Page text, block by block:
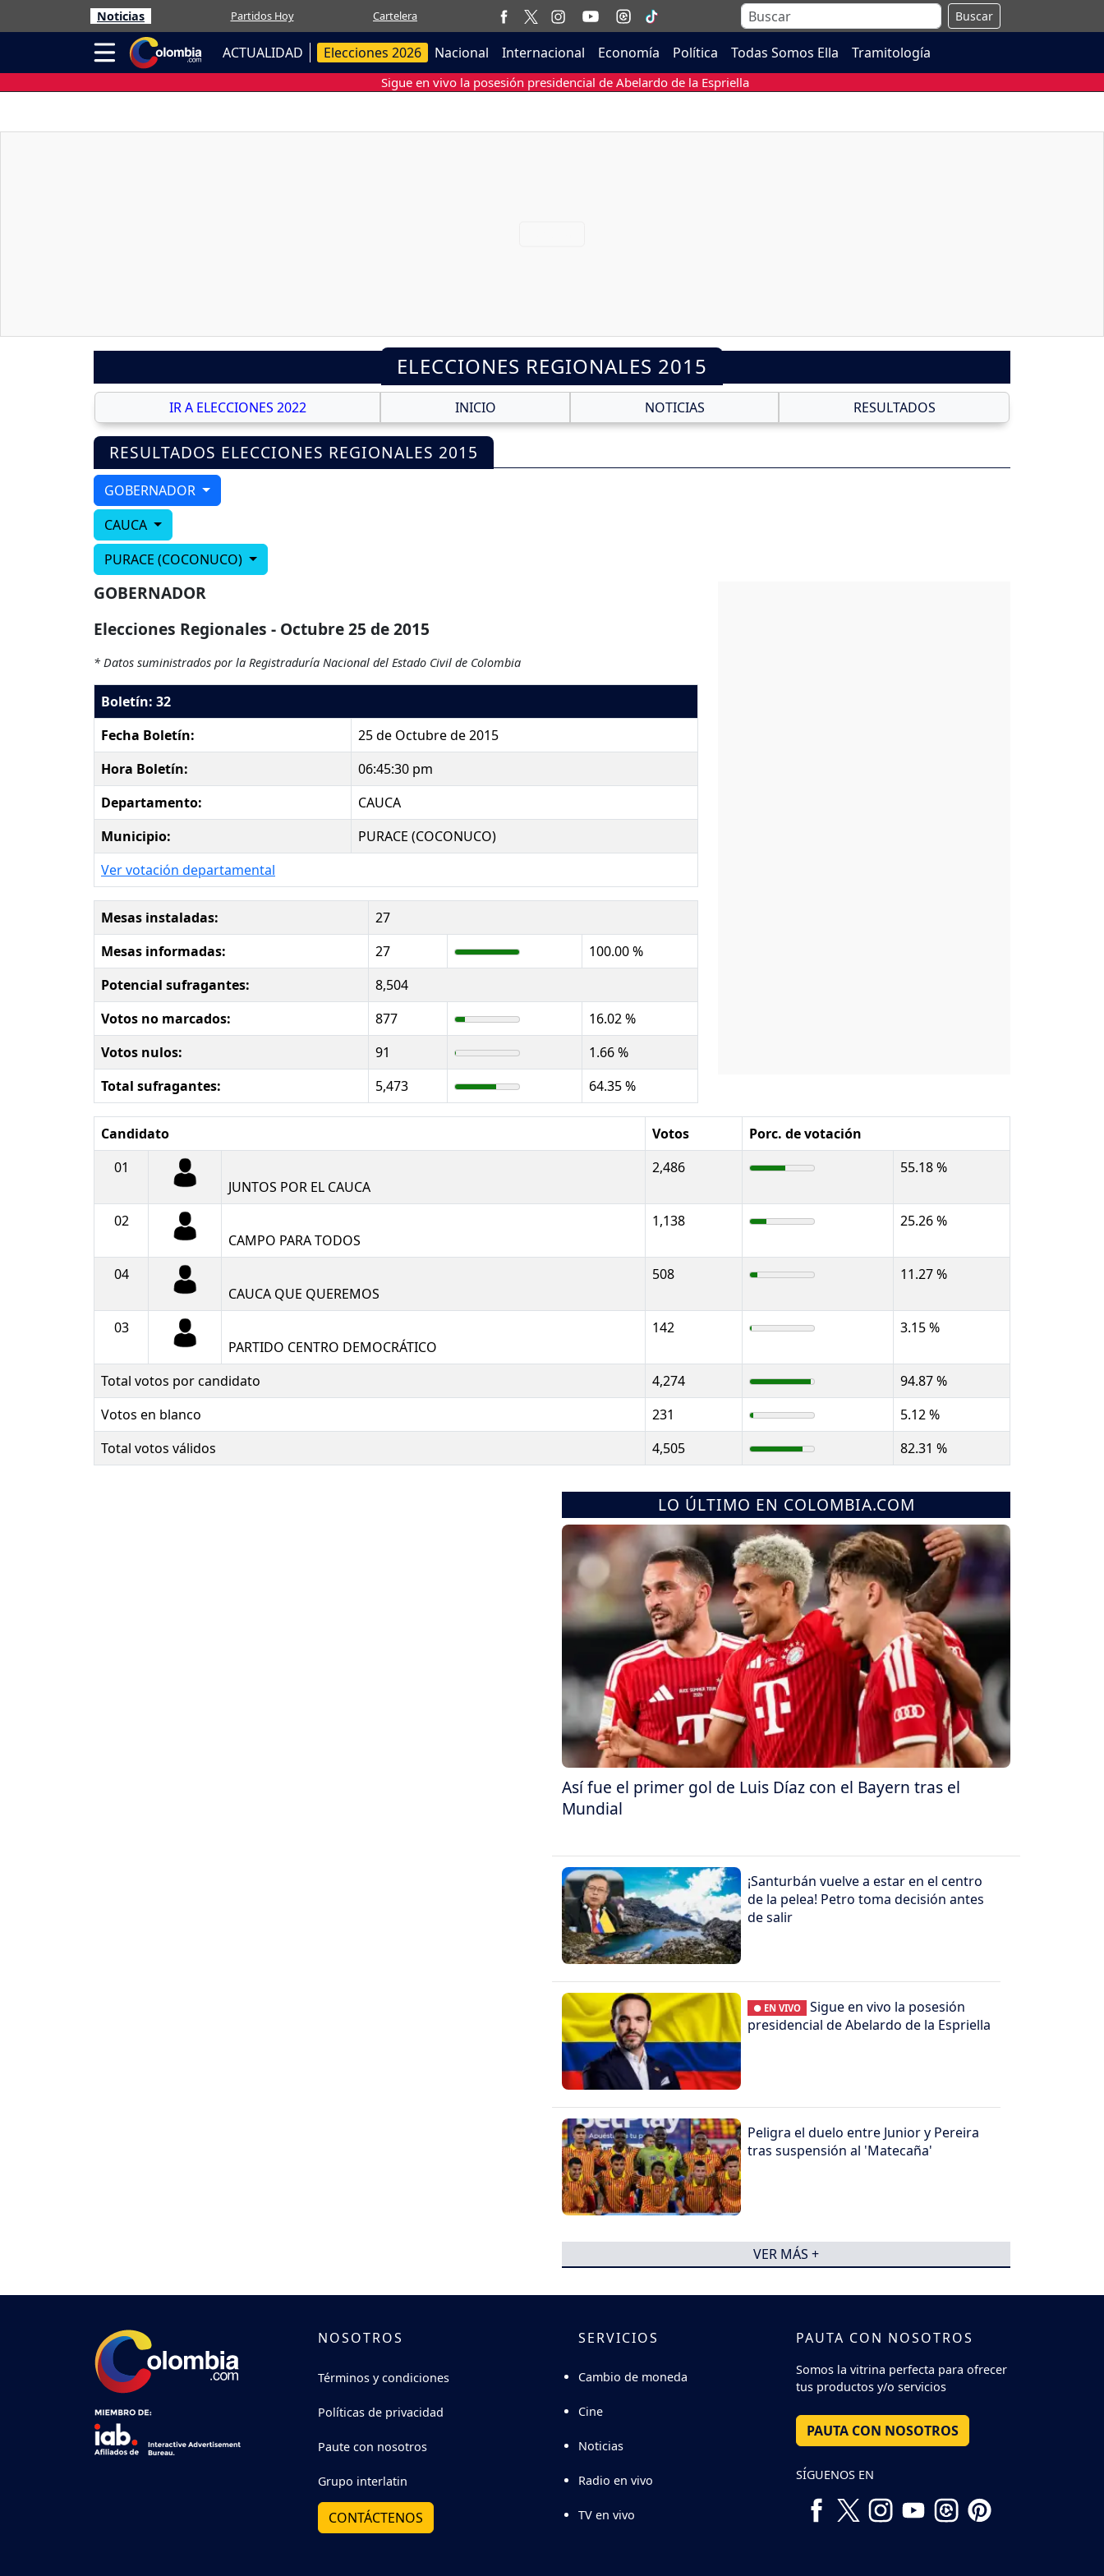
Noticias Partidos Hoy Cartelera Buscar
ACTUALIDAD Elecciones 2026 Nacional Internacional Economía Política Todas Somos Ella Tramitología
Sigue en vivo la posesión presidencial de Abelardo de la Espriella
ELECCIONES REGIONALES 2015
IR A ELECCIONES 2022 INICIO NOTICIAS RESULTADOS
RESULTADOS ELECCIONES REGIONALES 2015
GOBERNADOR
CAUCA
PURACE (COCONUCO)
GOBERNADOR
Elecciones Regionales - Octubre 25 de 2015
* Datos suministrados por la Registraduría Nacional del Estado Civil de Colombia
Boletín: 32
Fecha Boletín:
25 de Octubre de 2015
Hora Boletín:
06:45:30 pm
Departamento:
CAUCA
Municipio:
PURACE (COCONUCO)
Ver votación departamental
Mesas instaladas:
27
Mesas informadas:
27
100.00 %
Potencial sufragantes:
8,504
Votos no marcados:
877
16.02 %
Votos nulos:
91
1.66 %
Total sufragantes:
5,473 64.35 %
Candidato Votos
Porc. de votación
01
JUNTOS POR EL CAUCA
2,486 55.18 %
02
CAMPO PARA TODOS
1,138 25.26 %
04
CAUCA QUE QUEREMOS
508 11.27 %
03
PARTIDO CENTRO DEMOCRÁTICO
142 3.15 %
Total votos por candidato 4,274
94.87 %
Votos en blanco
231
5.12 %
Total votos válidos
4,505 82.31 %
LO ÚLTIMO EN COLOMBIA.COM
Así fue el primer gol de Luis Díaz con el Bayern tras el
Mundial
¡Santurbán vuelve a estar en el centro
de la pelea! Petro toma decisión antes
de salir
● EN VIVO
Sigue en vivo la posesión
presidencial de Abelardo de la Espriella
Peligra el duelo entre Junior y Pereira
tras suspensión al 'Matecaña'
VER MÁS +
NOSOTROS
Términos y condiciones
Políticas de privacidad
Paute con nosotros
Grupo interlatin
CONTÁCTENOS
SERVICIOS
Cambio de moneda
Cine
Noticias
Radio en vivo
TV en vivo
PAUTA CON NOSOTROS
Somos la vitrina perfecta para ofrecer
tus productos y/o servicios
PAUTA CON NOSOTROS
SÍGUENOS EN